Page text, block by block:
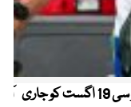
کیریبین پریمیئر لیگ ، قومی کرکٹرز کو این او سی 19 اگست کو جاری